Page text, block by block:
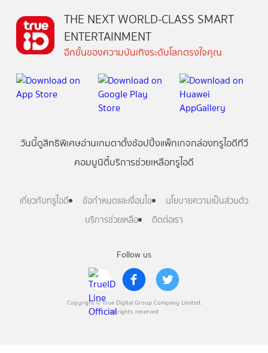
Follow us
Copyright © True Digital Group Company Limited.
All rights reserved
THE NEXT WORLD-CLASS SMART
ENTERTAINMENT
อีกขั้นของความบันเทิงระดับโลกตรงใจคุณ
วันนี้ดูสิทธิพิเศษอ่านเกมตาตั้งช้อปปิ้งแพ็กเกจกล่องทรูไอดีทีวี
คอมมูนิตี้บริการช่วยเหลือทรูไอดี
เกี่ยวกับทรูไอดี ข้อกำหนดและเงื่อนไข
นโยบายความเป็นส่วนตัว
บริการช่วยเหลือ
ติดต่อเรา